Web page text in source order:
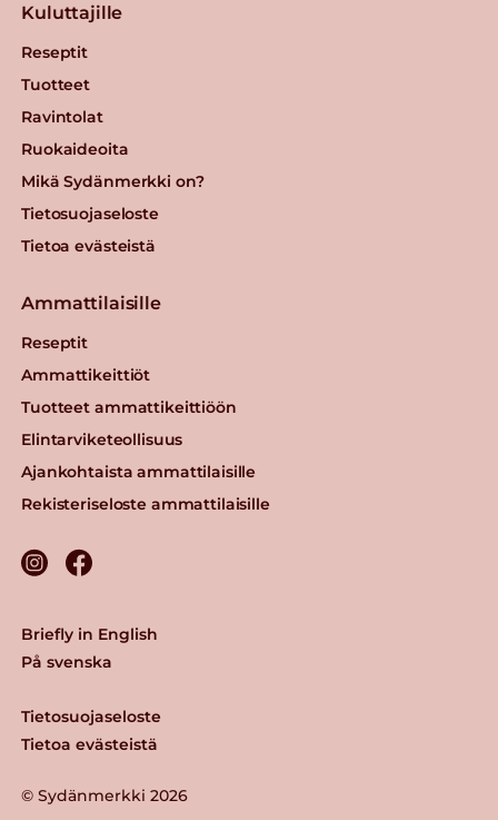
Kuluttajille
Reseptit
Tuotteet
Ravintolat
Ruokaideoita
Mikä Sydänmerkki on?
Tietosuojaseloste
Tietoa evästeistä
Ammattilaisille
Reseptit
Ammattikeittiöt
Tuotteet ammattikeittiöön
Elintarviketeollisuus
Ajankohtaista ammattilaisille
Rekisteriseloste ammattilaisille
© Sydänmerkki 2026
Tietosuojaseloste
Tietoa evästeistä
Briefly in English
På svenska